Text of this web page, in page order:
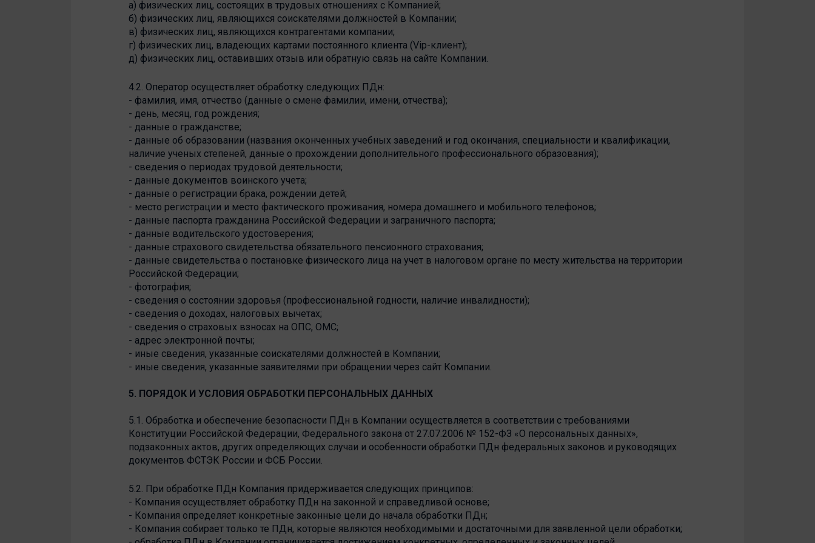
а) физических лиц, состоящих в трудовых отношениях с Компанией;
б) физических лиц, являющихся соискателями должностей в Компании;
в) физических лиц, являющихся контрагентами компании;
г) физических лиц, владеющих картами постоянного клиента (Vip-клиент);
д) физических лиц, оставивших отзыв или обратную связь на сайте Компании.
4.2. Оператор осуществляет обработку следующих ПДн:
- фамилия, имя, отчество (данные о смене фамилии, имени, отчества);
- день, месяц, год рождения;
- данные о гражданстве;
- данные об образовании (названия оконченных учебных заведений и год окончания, специальности и квалификации,
наличие ученых степеней, данные о прохождении дополнительного профессионального образования);
- сведения о периодах трудовой деятельности;
- данные документов воинского учета;
- данные о регистрации брака, рождении детей;
- место регистрации и место фактического проживания, номера домашнего и мобильного телефонов;
- данные паспорта гражданина Российской Федерации и заграничного паспорта;
- данные водительского удостоверения;
- данные страхового свидетельства обязательного пенсионного страхования;
- данные свидетельства о постановке физического лица на учет в налоговом органе по месту жительства на территории
Российской Федерации;
- фотография;
- сведения о состоянии здоровья (профессиональной годности, наличие инвалидности);
- сведения о доходах, налоговых вычетах;
- сведения о страховых взносах на ОПС, ОМС;
- адрес электронной почты;
- иные сведения, указанные соискателями должностей в Компании;
- иные сведения, указанные заявителями при обращении через сайт Компании.
5. ПОРЯДОК И УСЛОВИЯ ОБРАБОТКИ ПЕРСОНАЛЬНЫХ ДАННЫХ
5.1. Обработка и обеспечение безопасности ПДн в Компании осуществляется в соответствии с требованиями
Конституции Российской Федерации, Федерального закона от 27.07.2006 № 152-ФЗ «О персональных данных»,
подзаконных актов, других определяющих случаи и особенности обработки ПДн федеральных законов и руководящих
документов ФСТЭК России и ФСБ России.
5.2. При обработке ПДн Компания придерживается следующих принципов:
- Компания осуществляет обработку ПДн на законной и справедливой основе;
- Компания определяет конкретные законные цели до начала обработки ПДн;
- Компания собирает только те ПДн, которые являются необходимыми и достаточными для заявленной цели обработки;